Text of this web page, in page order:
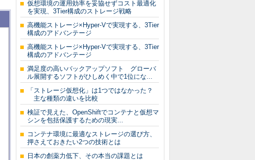
仮想環境の運用効率を妥協せずコスト最適化
を実現、3Tier構成のストレージ戦略
高機能ストレージ×Hyper-Vで実現する、3Tier
構成のアドバンテージ
高機能ストレージ×Hyper-Vで実現する、3Tier
構成のアドバンテージ
満足度の高いバックアップソフト グローバ
ル展開するソフトがひしめく中で1位にな...
「ストレージ仮想化」は1つではなかった？
主な種類の違いを比較
検証で見えた、OpenShiftでコンテナと仮想マ
シンを包括保護するための現実...
コンテナ環境に最適なストレージの選び方、
押さえておきたい2つの技術とは
日本の創薬力低下、その本当の課題とは